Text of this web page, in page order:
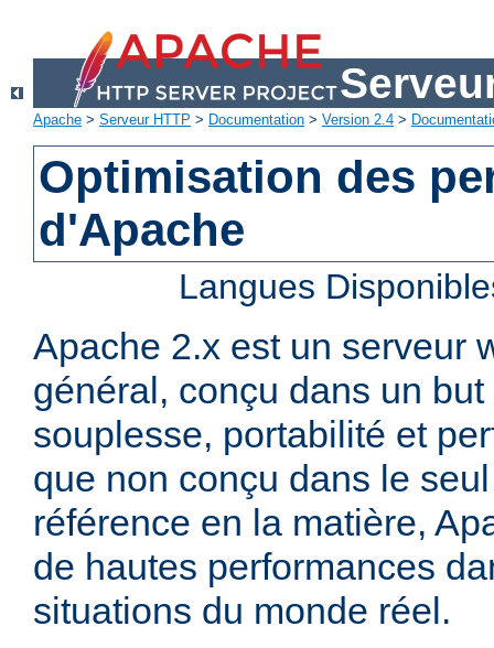
Apache > Serveur HTTP > Documentation > Version 2.4 >
Optimisation des
d'Apache
Langues
Apache 2.x est un serveur
général, conçu dans un
souplesse, portabilité et
que non conçu dans le
référence en la matière,
de hautes performances
situations du monde réel.